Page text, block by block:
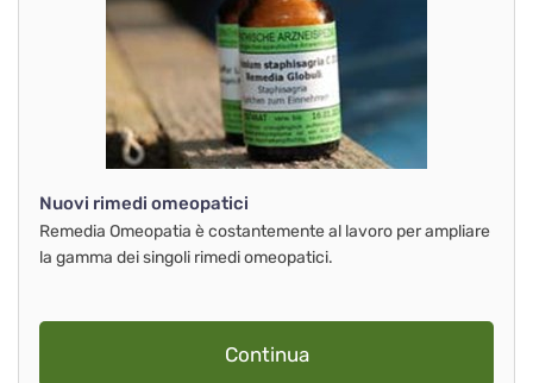
Nuovi rimedi omeopatici
Remedia Omeopatia è costantemente al lavoro per ampliare
la gamma dei singoli rimedi omeopatici.
Continua